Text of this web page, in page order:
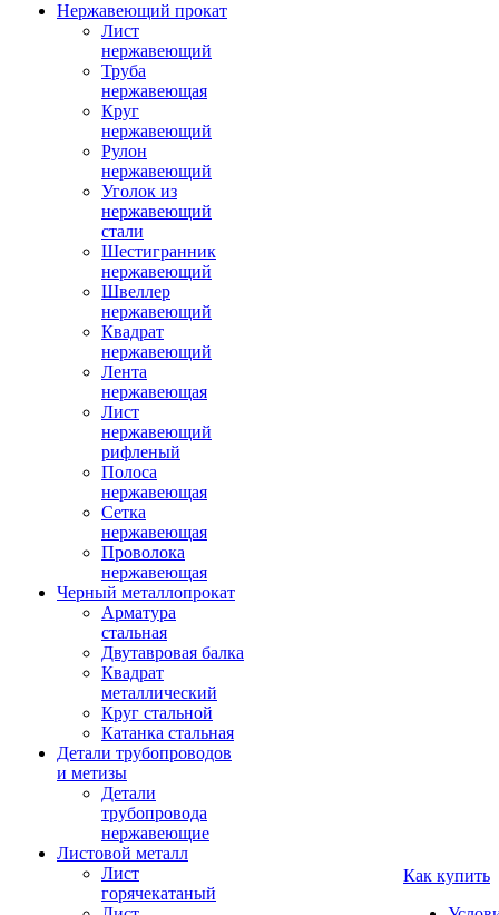
Нержавеющий прокат
Лист
нержавеющий
Труба
нержавеющая
Круг
нержавеющий
Рулон
нержавеющий
Уголок из
нержавеющий
стали
Шестигранник
нержавеющий
Швеллер
нержавеющий
Квадрат
нержавеющий
Лента
нержавеющая
Лист
нержавеющий
рифленый
Полоса
нержавеющая
Сетка
нержавеющая
Проволока
нержавеющая
Черный металлопрокат
Арматура
стальная
Двутавровая балка
Квадрат
металлический
Круг стальной
Катанка стальная
Детали трубопроводов
и метизы
Детали
трубопровода
нержавеющие
Листовой металл
Лист
горячекатаный
Как купить